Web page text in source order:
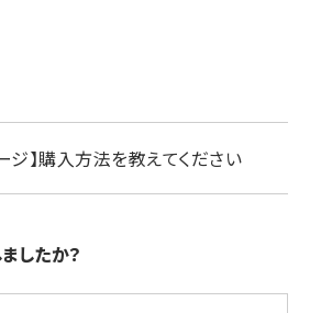
ジ】購入方法を教えてください
したか？